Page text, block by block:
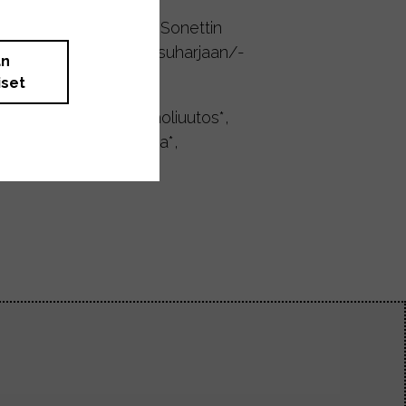
tiskauksessa apuna Sonettin
suoraan pesuharjaan/-
officinalis vesi-alkoholiuutos*,
(sis. limoneenia*,